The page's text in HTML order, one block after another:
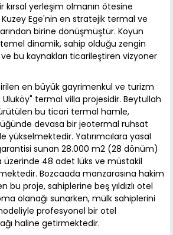
kırsal yerleşim olmanın ötesine
Ege'nin en stratejik termal ve
birine dönüşmüştür. Köyün
dinamik, sahip olduğu zengin
bu kaynakları ticarileştiren vizyoner
en büyük gayrimenkul ve turizm
Uluköy" termal villa projesidir. Beytullah
bu ticari termal hamle,
devasa bir jeotermal ruhsat
yükselmektedir. Yatırımcılara yasal
sunan 28.000 m2 (28 dönüm)
üzerinde 48 adet lüks ve müstakil
Bozcaada manzarasına hakim
bu proje, sahiplerine beş yıldızlı otel
olanağı sunarken, mülk sahiplerini
profesyonel bir otel
haline getirmektedir.